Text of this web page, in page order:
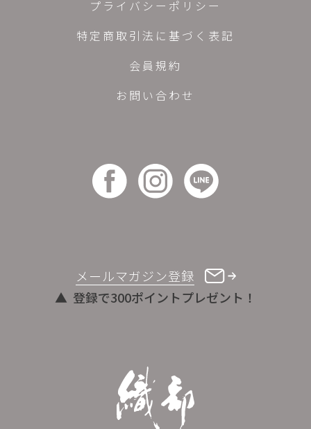
メールマガジン登録
登録で300ポイントプレゼント！
プライバシーポリシー
特定商取引法に基づく表記
会員規約
お問い合わせ